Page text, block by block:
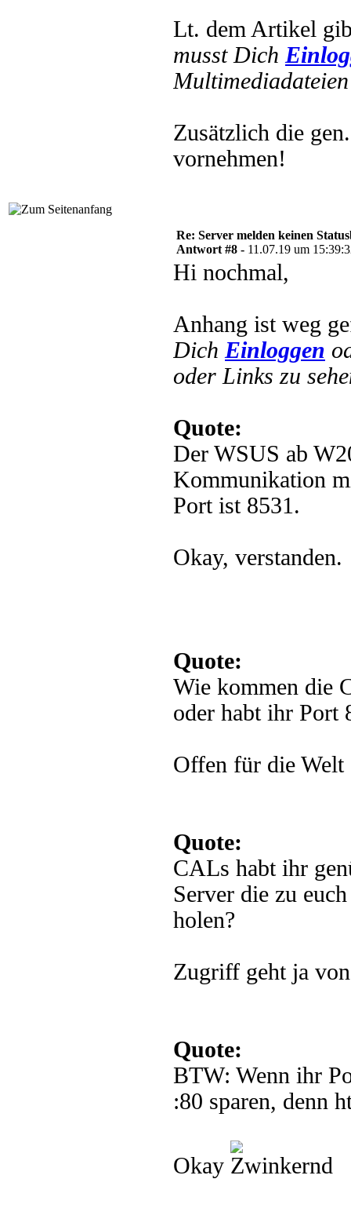
Lt. dem Artikel
musst Dich
Zusätzlich die
vornehmen!
Re: Server melden keinen
Antwort #8 - 11.07.19 um
Hi nochmal,
Anhang ist weg
Dich Einloggen
oder Links zu
Quote:
Der WSUS ab
Kommunikation
Port ist 8531.
Okay, verstanden.
Quote:
Wie kommen die
oder habt ihr Port
Offen für die Welt
Quote:
CALs habt ihr
Server die zu
holen?
Zugriff geht ja
Quote:
BTW: Wenn ihr
:80 sparen, denn
Okay